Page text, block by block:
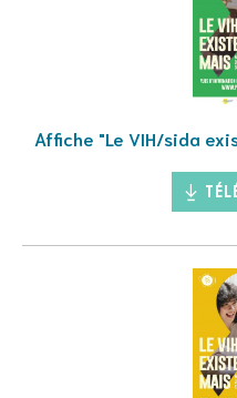
Affiche "Le VIH/sida